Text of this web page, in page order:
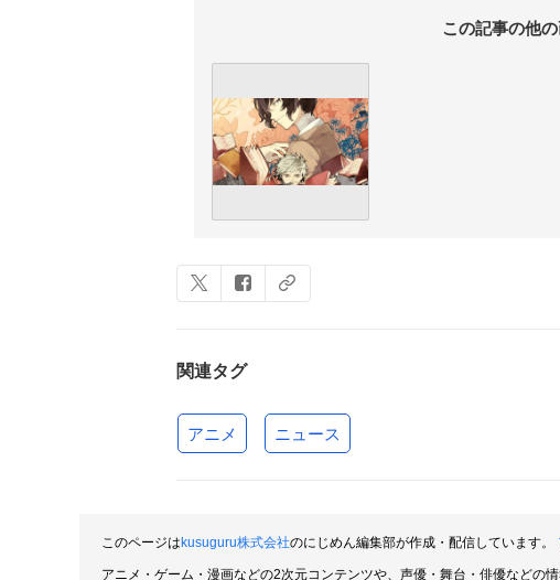
この記事の他の
関連タグ
アニメ ニュース
このページはkusuguru株式会社のにじめん編集部が作成・配信しています。
アニメ・ゲーム・漫画などの2次元コンテンツや、声優・舞台・俳優などの